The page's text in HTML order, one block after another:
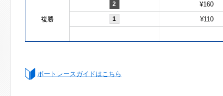
複勝
2 ¥160
1 ¥110
ボートレースガイドはこちら